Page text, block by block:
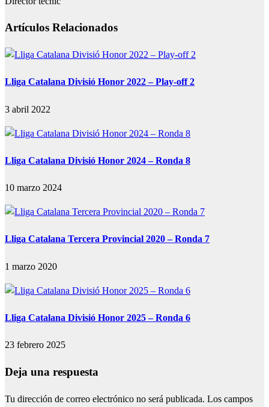
Artículos Relacionados
Lliga Catalana Divisió Honor 2022 – Play-off 2
3 abril 2022
Lliga Catalana Divisió Honor 2024 – Ronda 8
10 marzo 2024
Lliga Catalana Tercera Provincial 2020 – Ronda 7
1 marzo 2020
Lliga Catalana Divisió Honor 2025 – Ronda 6
23 febrero 2025
Deja una respuesta
Tu dirección de correo electrónico no será publicada. Los campos